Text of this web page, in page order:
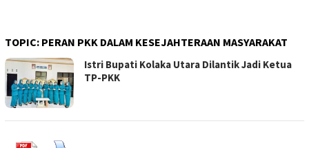
TOPIC: PERAN PKK DALAM KESEJAHTERAAN MASYARAKAT
Istri Bupati Kolaka Utara Dilantik Jadi Ketua
TP-PKK